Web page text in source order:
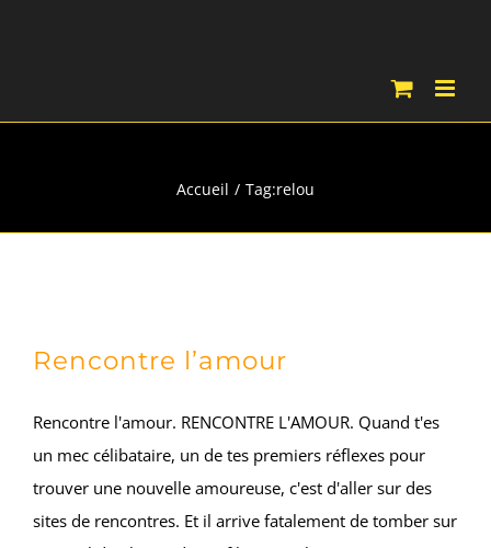
Accueil Tag:relou
Rencontre l’amour
Rencontre l'amour. RENCONTRE L'AMOUR. Quand t'es
un mec célibataire, un de tes premiers réflexes pour
trouver une nouvelle amoureuse, c'est d'aller sur des
sites de rencontres. Et il arrive fatalement de tomber sur